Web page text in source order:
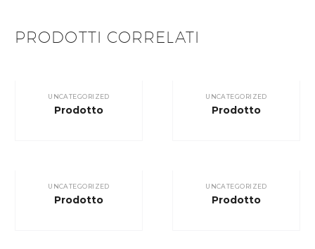
PRODOTTI CORRELATI
UNCATEGORIZED
Prodotto
UNCATEGORIZED
Prodotto
UNCATEGORIZED
Prodotto
UNCATEGORIZED
Prodotto